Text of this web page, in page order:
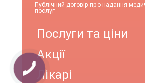
Публічний договір про надання
послуг
Послуги та ціни
Акції
Лікарі